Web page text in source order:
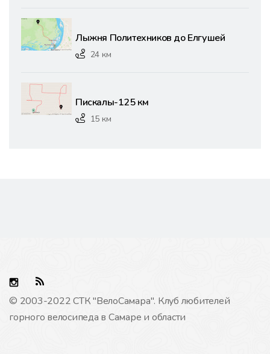
Лыжня Политехников до Елгушей
24 км
Пискалы-125 км
15 км
© 2003-2022 СТК "ВелоCамара". Клуб любителей
горного велосипеда в Самаре и области